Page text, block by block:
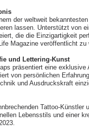
der weltweit
lassen. Unterstützt von
die die Einzigartigkeit
Magazine veröffentlicht zu
und Lettering-Kunst
präsentiert eine
von persönlichen
und Ausdruckskraft
Tattoo-
Lebensstils und einer